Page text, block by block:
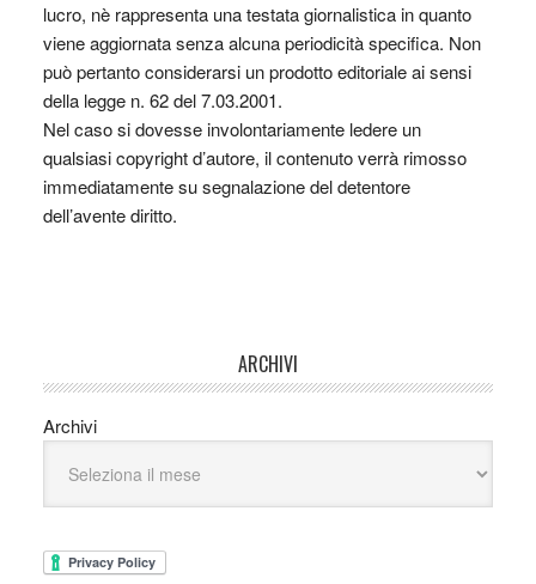
lucro, nè rappresenta una testata giornalistica in quanto
viene aggiornata senza alcuna periodicità specifica. Non
può pertanto considerarsi un prodotto editoriale ai sensi
della legge n. 62 del 7.03.2001.
Nel caso si dovesse involontariamente ledere un
qualsiasi copyright d’autore, il contenuto verrà rimosso
immediatamente su segnalazione del detentore
dell’avente diritto.
ARCHIVI
Archivi